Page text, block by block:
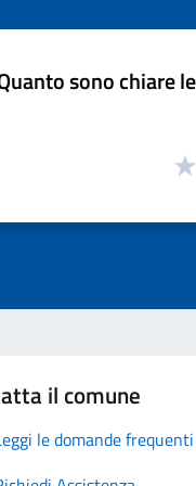
sono chiare
il comune
le domande frequenti